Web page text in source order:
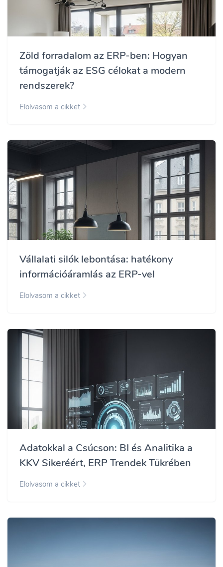
Zöld forradalom az ERP-ben: Hogyan
támogatják az ESG célokat a modern
rendszerek?
Elolvasom a cikket
Vállalati silók lebontása: hatékony
információáramlás az ERP-vel
Elolvasom a cikket
Adatokkal a Csúcson: BI és Analitika a
KKV Sikeréért, ERP Trendek Tükrében
Elolvasom a cikket